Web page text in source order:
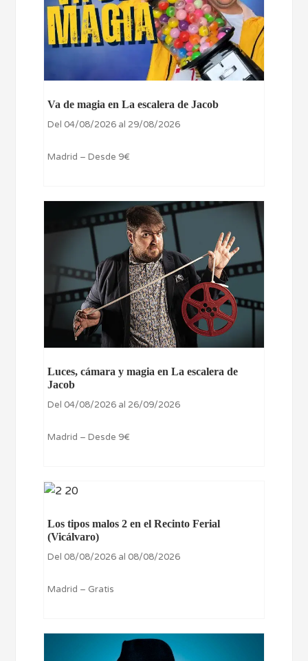
Va de magia en La escalera de Jacob
Del 04/08/2026 al 29/08/2026
Madrid – Desde 9€
Luces, cámara y magia en La escalera de
Jacob
Del 04/08/2026 al 26/09/2026
Madrid – Desde 9€
Los tipos malos 2 en el Recinto Ferial
(Vicálvaro)
Del 08/08/2026 al 08/08/2026
Madrid – Gratis